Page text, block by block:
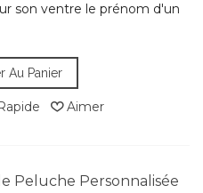
son ventre le prénom d'un
Au Panier
Aimer
Peluche Personnalisée